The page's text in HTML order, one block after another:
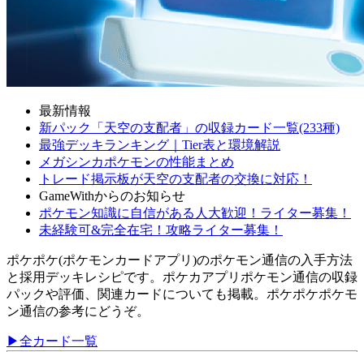
最新情報
新パック「天空の支配者」の収録カード一覧(233種)
最強デッキランキング｜Tier表と環境解説
メガシンカポケモンの性能まとめ
トレード掲示板が天空の支配者の交換に対応！
GameWithからのお知らせ
ポケモン知識に自信がある人大歓迎！ライター募集！
未経験可&完全在宅！攻略ライター募集！
ポケポケ(ポケモンカードアプリ)のポケモン通信の入手方法
と採用デッキレシピです。ポケカアプリポケモン通信の収録
パックや評価、関連カードについても掲載。ポケポケポケモ
ン通信の参考にどうぞ。
▶全カード一覧